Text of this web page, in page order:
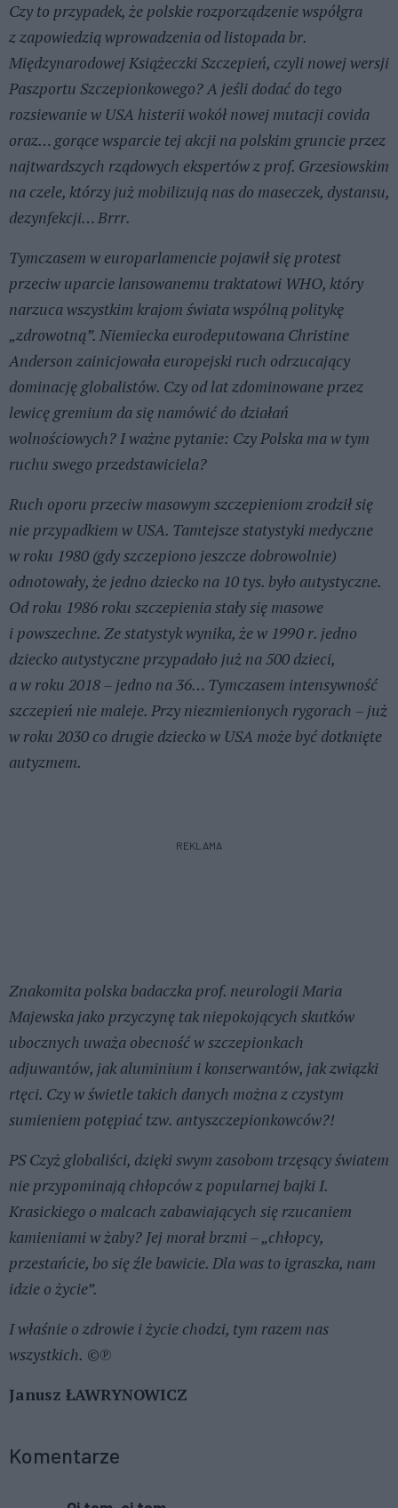
Czy to przypadek, że polskie rozporządzenie współgra
z zapowiedzią wprowadzenia od listopada br.
Międzynarodowej Książeczki Szczepień, czyli nowej wersji
Paszportu Szczepionkowego? A jeśli dodać do tego
rozsiewanie w USA histerii wokół nowej mutacji covida
oraz… gorące wsparcie tej akcji na polskim gruncie przez
najtwardszych rządowych ekspertów z prof. Grzesiowskim
na czele, którzy już mobilizują nas do maseczek, dystansu,
dezynfekcji… Brrr.
Tymczasem w europarlamencie pojawił się protest
przeciw uparcie lansowanemu traktatowi WHO, który
narzuca wszystkim krajom świata wspólną politykę
„zdrowotną”. Niemiecka eurodeputowana Christine
Anderson zainicjowała europejski ruch odrzucający
dominację globalistów. Czy od lat zdominowane przez
lewicę gremium da się namówić do działań
wolnościowych? I ważne pytanie: Czy Polska ma w tym
ruchu swego przedstawiciela?
Ruch oporu przeciw masowym szczepieniom zrodził się
nie przypadkiem w USA. Tamtejsze statystyki medyczne
w roku 1980 (gdy szczepiono jeszcze dobrowolnie)
odnotowały, że jedno dziecko na 10 tys. było autystyczne.
Od roku 1986 roku szczepienia stały się masowe
i powszechne. Ze statystyk wynika, że w 1990 r. jedno
dziecko autystyczne przypadało już na 500 dzieci,
a w roku 2018 – jedno na 36… Tymczasem intensywność
szczepień nie maleje. Przy niezmienionych rygorach – już
w roku 2030 co drugie dziecko w USA może być dotknięte
autyzmem.
REKLAMA
Znakomita polska badaczka prof. neurologii Maria
Majewska jako przyczynę tak niepokojących skutków
ubocznych uważa obecność w szczepionkach
adjuwantów, jak aluminium i konserwantów, jak związki
rtęci. Czy w świetle takich danych można z czystym
sumieniem potępiać tzw. antyszczepionkowców?!
PS Czyż globaliści, dzięki swym zasobom trzęsący światem
nie przypominają chłopców z popularnej bajki I.
Krasickiego o malcach zabawiających się rzucaniem
kamieniami w żaby? Jej morał brzmi – „chłopcy,
przestańcie, bo się źle bawicie. Dla was to igraszka, nam
idzie o życie”.
I właśnie o zdrowie i życie chodzi, tym razem nas
wszystkich. ©℗
Janusz ŁAWRYNOWICZ
Komentarze